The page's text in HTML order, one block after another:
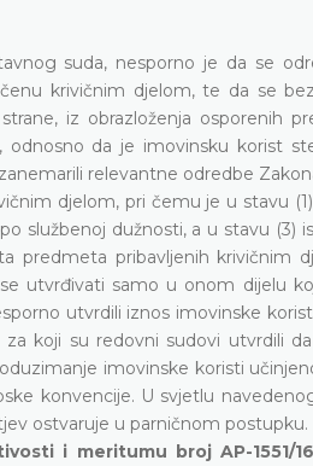
suda, nesporno je da se
krivičnim djelom, te da se
iz obrazloženja osporenih
odnosno da je imovinsku korist
relevantne odredbe
djelom, pri čemu je u stavu
službenoj dužnosti, a u stavu (3)
predmeta pribavljenih krivičnim
utvrđivati samo u onom dijelu
utvrdili iznos imovinske
za koji su redovni sudovi utvrdili
imovinske koristi
konvencije. U svjetlu
ostvaruje u parničnom postupku.
i meritumu broj AP-1551/